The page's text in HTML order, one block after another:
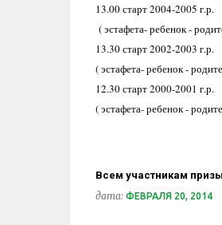
13.00 старт 2004-2005 г.р.
( эстафета- ребенок -
13.30 старт 2002-2003 г.р.
( эстафета- ребенок -
12.30 старт 2000-2001 г.р.
( эстафета- ребенок -
Всем участникам
дата: ФЕВРАЛЯ 20, 2014